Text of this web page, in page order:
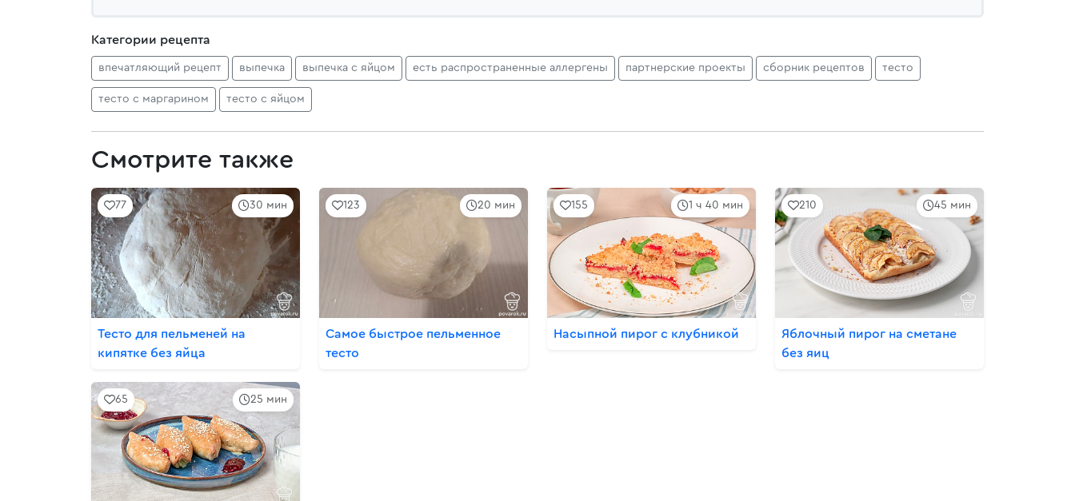
Категории рецепта
впечатляющий рецепт выпечка выпечка с яйцом есть распространенные аллергены партнерские проекты сборник рецептов тесто
тесто с маргарином тесто с яйцом
Смотрите также
30 мин
77
Тесто для пельменей на
кипятке без яйца
20 мин
123
Самое быстрое пельменное
тесто
1 ч 40 мин
155
Насыпной пирог с клубникой
45 мин
210
Яблочный пирог на сметане
без яиц
25 мин
65